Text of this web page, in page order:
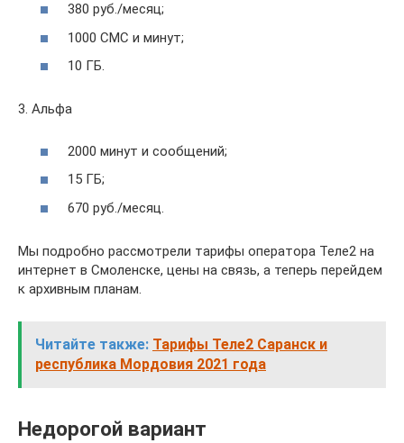
380 руб./месяц;
1000 СМС и минут;
10 ГБ.
3. Альфа
2000 минут и сообщений;
15 ГБ;
670 руб./месяц.
Мы подробно рассмотрели тарифы оператора Теле2 на
интернет в Смоленске, цены на связь, а теперь перейдем
к архивным планам.
Читайте также: Тарифы Теле2 Саранск и
республика Мордовия 2021 года
Недорогой вариант